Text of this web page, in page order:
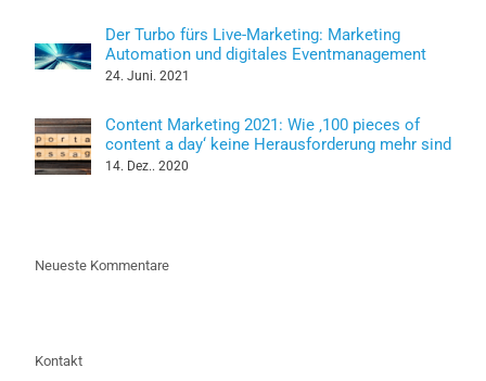
Der Turbo fürs Live-Marketing: Marketing
Automation und digitales Eventmanagement
24. Juni. 2021
Content Marketing 2021: Wie ‚100 pieces of
content a day‘ keine Herausforderung mehr sind
14. Dez.. 2020
Neueste Kommentare
Kontakt